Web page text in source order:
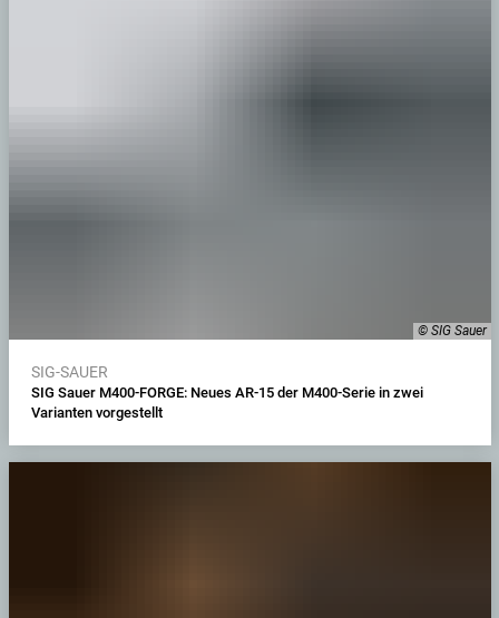
© SIG Sauer
SIG-SAUER
SIG Sauer M400-FORGE: Neues AR-15 der M400-Serie in zwei
Varianten vorgestellt